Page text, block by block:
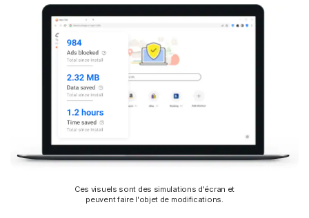
Ces visuels sont des simulations d'écran et
peuvent faire l'objet de modifications.